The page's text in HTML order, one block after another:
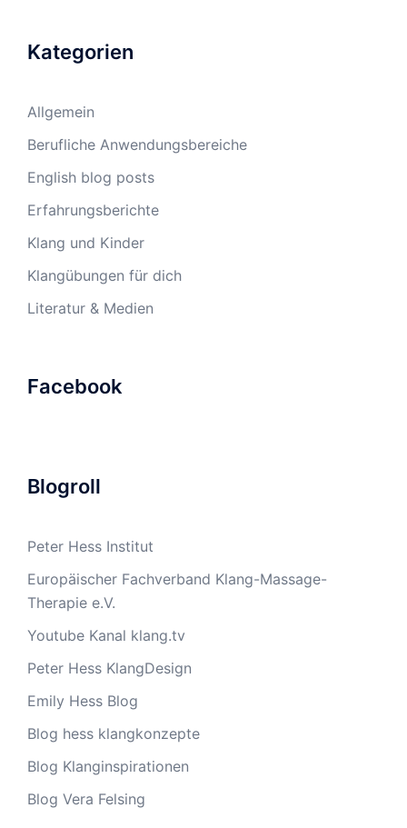
Kategorien
Allgemein
Berufliche Anwendungsbereiche
English blog posts
Erfahrungsberichte
Klang und Kinder
Klangübungen für dich
Literatur & Medien
Facebook
Blogroll
Peter Hess Institut
Europäischer Fachverband Klang-Massage-
Therapie e.V.
Youtube Kanal klang.tv
Peter Hess KlangDesign
Emily Hess Blog
Blog hess klangkonzepte
Blog Klanginspirationen
Blog Vera Felsing